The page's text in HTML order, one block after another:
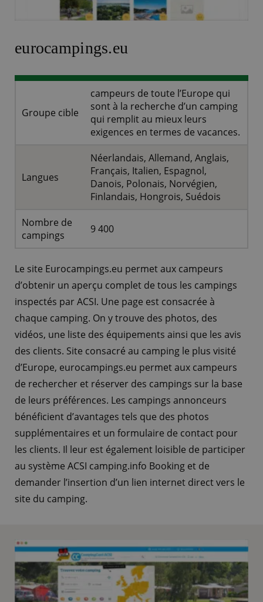
eurocampings.eu
Groupe cible
campeurs de toute l’Europe qui
sont à la recherche d’un camping
qui remplit au mieux leurs
exigences en termes de vacances.
Langues
Néerlandais, Allemand, Anglais,
Français, Italien, Espagnol,
Danois, Polonais, Norvégien,
Finlandais, Hongrois, Suédois
Nombre de
campings
9 400
Le site Eurocampings.eu permet aux campeurs
d’obtenir un aperçu complet de tous les campings
inspectés par ACSI. Une page est consacrée à
chaque camping. On y trouve des photos, des
vidéos, une liste des équipements ainsi que les avis
des clients. Site consacré au camping le plus visité
d’Europe, eurocampings.eu permet aux campeurs
de rechercher et réserver des campings sur la base
de leurs préférences. Les campings annonceurs
bénéficient d’avantages tels que des photos
supplémentaires et un formulaire de contact pour
les clients. Il leur est également loisible de participer
au système ACSI camping.info Booking et de
demander l’insertion d’un lien internet direct vers le
site du camping.